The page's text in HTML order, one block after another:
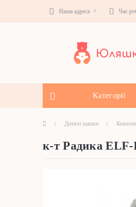
Наша адреса Час
Категорії
Дитячі шапки
к-т Радика